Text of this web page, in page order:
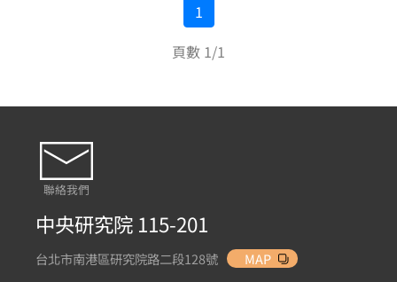
1
頁數 1/1
聯絡我們
中央研究院 115-201
台北市南港區研究院路二段128號 MAP